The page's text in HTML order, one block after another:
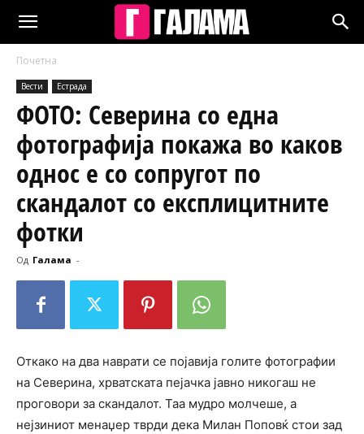
Почетна
Вести Естрада
ФОТО: Северина со една
фотографија покажа во каков
однос е со сопругот по
скандалот со експлицитните
фотки
Од Галама -
Откако на два наврати се појавија голите фотографии
на Северина, хрватската пејачка јавно никогаш не
проговори за скандалот. Таа мудро молчеше, а
нејзиниот менаџер тврди дека Милан Поповќ стои зад